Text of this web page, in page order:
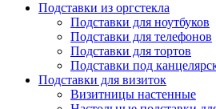
Подставки из оргстекла
Подставки для ноутбуков
Подставки для телефонов
Подставки для тортов
Подставки под
Подставки для визиток
Визитницы настенные